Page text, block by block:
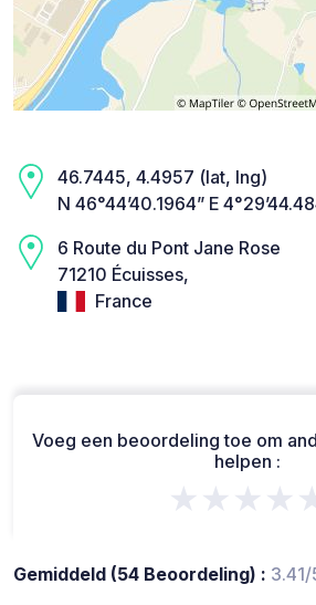
46.7445, 4.4957 (lat, lng)
N 46°44’40.1964” E
6 Route du Pont Jane Rose
71210 Écuisses,
France
Voeg een beoordeling toe om
helpen :
Gemiddeld (54 Beoordeling) : 3.41/